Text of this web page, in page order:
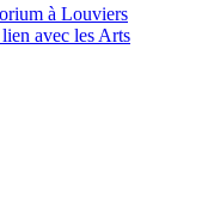
à Louviers
avec les Arts